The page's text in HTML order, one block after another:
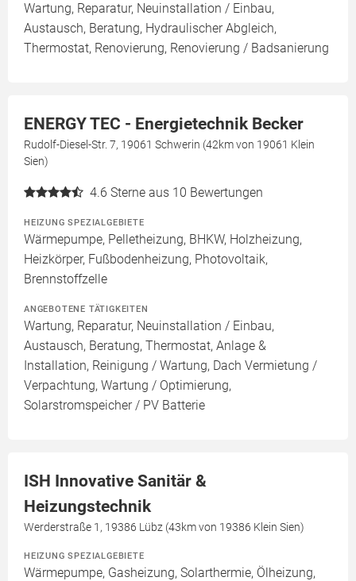
Wartung, Reparatur, Neuinstallation / Einbau,
Austausch, Beratung, Hydraulischer Abgleich,
Thermostat, Renovierung, Renovierung / Badsanierung
ENERGY TEC - Energietechnik Becker
Rudolf-Diesel-Str. 7, 19061 Schwerin (42km von 19061 Klein
Sien)
4.6 Sterne aus 10 Bewertungen
HEIZUNG SPEZIALGEBIETE
Wärmepumpe, Pelletheizung, BHKW, Holzheizung,
Heizkörper, Fußbodenheizung, Photovoltaik,
Brennstoffzelle
ANGEBOTENE TÄTIGKEITEN
Wartung, Reparatur, Neuinstallation / Einbau,
Austausch, Beratung, Thermostat, Anlage &
Installation, Reinigung / Wartung, Dach Vermietung /
Verpachtung, Wartung / Optimierung,
Solarstromspeicher / PV Batterie
ISH Innovative Sanitär &
Heizungstechnik
Werderstraße 1, 19386 Lübz (43km von 19386 Klein Sien)
HEIZUNG SPEZIALGEBIETE
Wärmepumpe, Gasheizung, Solarthermie, Ölheizung,